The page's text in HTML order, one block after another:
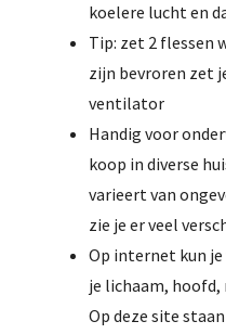
koelere lucht en
Tip: zet 2 flessen
zijn bevroren zet
ventilator
Handig voor
koop in diverse
varieert van
zie je er veel
Op internet kun
je lichaam,
Op deze site